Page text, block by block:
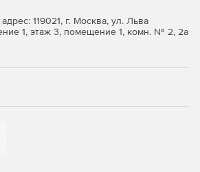
119021, г. Москва, ул. Льва
1, этаж 3, помещение 1, комн. № 2, 2а